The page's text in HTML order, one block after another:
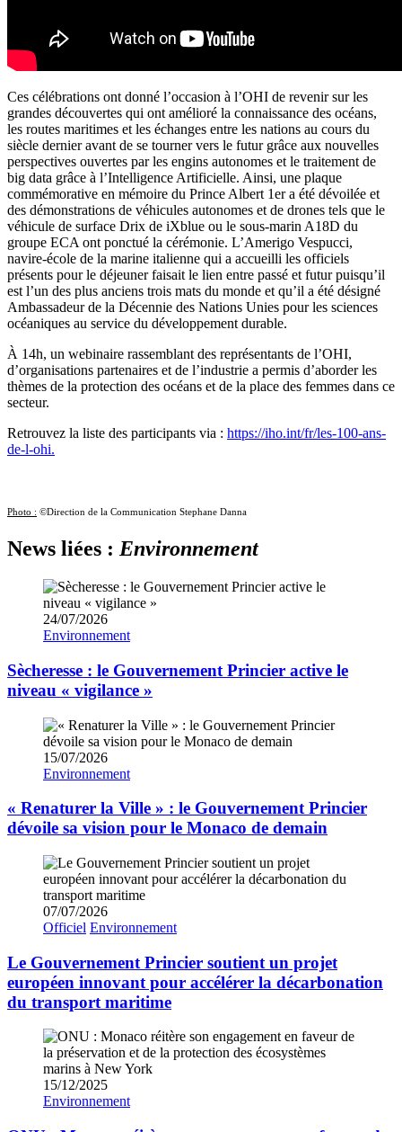
Ces célébrations ont donné l’occasion à l’OHI de revenir sur les
grandes découvertes qui ont amélioré la connaissance des océans,
les routes maritimes et les échanges entre les nations au cours du
siècle dernier avant de se tourner vers le futur grâce aux nouvelles
perspectives ouvertes par les engins autonomes et le traitement de
big data grâce à l’Intelligence Artificielle. Ainsi, une plaque
commémorative en mémoire du Prince Albert 1er a été dévoilée et
des démonstrations de véhicules autonomes et de drones tels que le
véhicule de surface Drix de iXblue ou le sous-marin A18D du
groupe ECA ont ponctué la cérémonie. L’Amerigo Vespucci,
navire-école de la marine italienne qui a accueilli les officiels
présents pour le déjeuner faisait le lien entre passé et futur puisqu’il
est l’un des plus anciens trois mats du monde et qu’il a été désigné
Ambassadeur de la Décennie des Nations Unies pour les sciences
océaniques au service du développement durable.
À 14h, un webinaire rassemblant des représentants de l’OHI,
d’organisations partenaires et de l’industrie a permis d’aborder les
thèmes de la protection des océans et de la place des femmes dans ce
secteur.
Retrouvez la liste des participants via : https://iho.int/fr/les-100-ans-
de-l-ohi.
Photo : ©Direction de la Communication Stephane Danna
News liées : Environnement
24/07/2026
Environnement
Sècheresse : le Gouvernement Princier active le
niveau « vigilance »
15/07/2026
Environnement
« Renaturer la Ville » : le Gouvernement Princier
dévoile sa vision pour le Monaco de demain
07/07/2026
Officiel Environnement
Le Gouvernement Princier soutient un projet
européen innovant pour accélérer la décarbonation
du transport maritime
15/12/2025
Environnement